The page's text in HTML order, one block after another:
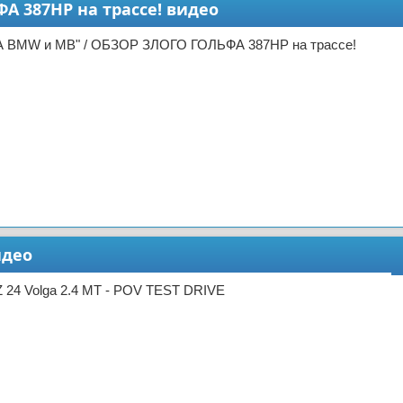
на трассе! видео
и MB" / ОБЗОР ЗЛОГО ГОЛЬФА 387HP на трассе!
24 Volga 2.4 MT - POV TEST DRIVE